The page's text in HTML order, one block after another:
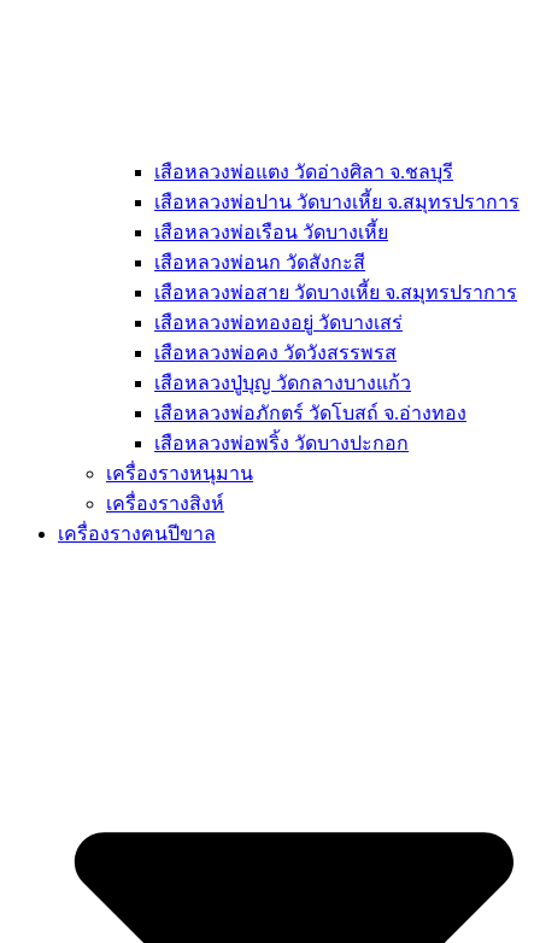
เสือหลวงพ่อแตง วัดอ่างศิลา จ.ชลบุรี
เสือหลวงพ่อปาน วัดบางเหี้ย จ.สมุทรปราการ
เสือหลวงพ่อเรือน วัดบางเหี้ย
เสือหลวงพ่อนก วัดสังกะสี
เสือหลวงพ่อสาย วัดบางเหี้ย จ.สมุทรปราการ
เสือหลวงพ่อทองอยู่ วัดบางเสร่
เสือหลวงพ่อคง วัดวังสรรพรส
เสือหลวงปู่บุญ วัดกลางบางแก้ว
เสือหลวงพ่อภักตร์ วัดโบสถ์ จ.อ่างทอง
เสือหลวงพ่อพริ้ง วัดบางปะกอก
เครื่องรางหนุมาน
เครื่องรางสิงห์
เครื่องรางฅนปีขาล